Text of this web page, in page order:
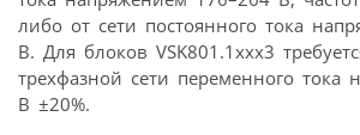
либо от сети постоянного тока
В. Для блоков VSK801.1xxx3
трехфазной сети переменного тока
В ±20%.